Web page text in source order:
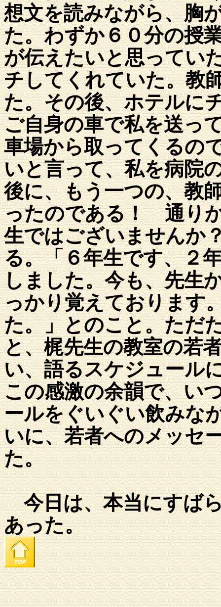
想文を読みながら、胸
た。わずか６０分の授
が伝えたいと思ってい
チしてくれていた。教
た。その後、ホテルに
ご自身の車で私を送っ
車場から取ってくるの
いと言って、私を病院
後に、もう一つの、教
ったのである！ 通り
生ではございませんか
る。「６年生です、２
しました。今も、先生
っかり覚えております
た。」とのこと。ただ
と、梶先生の教室の若
い、語るスケジュール
この感激の余韻で、い
ールをぐいぐい飲みな
いに、若者へのメッセ
た。
今日は、本当にすば
あった。